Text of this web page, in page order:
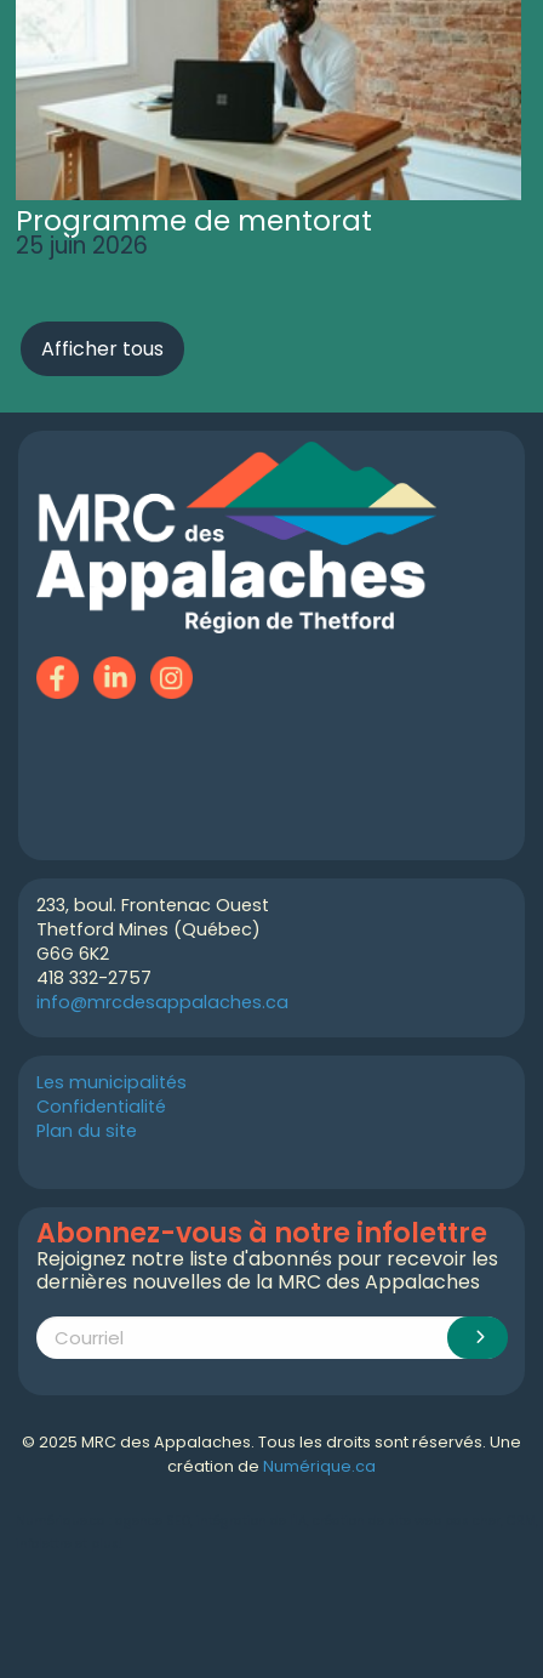
Programme de mentorat
25 juin 2026
Afficher tous
233, boul. Frontenac Ouest
Thetford Mines (Québec)
G6G 6K2
418 332-2757
info@mrcdesappalaches.ca
Les municipalités
Confidentialité
Plan du site
Abonnez-vous à notre infolettre
Rejoignez notre liste d'abonnés pour recevoir les
dernières nouvelles de la MRC des Appalaches
© 2025 MRC des Appalaches. Tous les droits sont réservés. Une
création de Numérique.ca